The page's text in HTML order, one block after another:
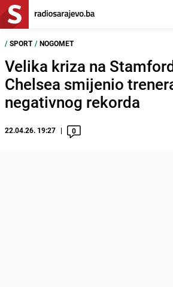
/ SPORT / NOGOMET
Velika kriza na
Chelsea smijenio
negativnog rekorda
22.04.26. 19:27 0